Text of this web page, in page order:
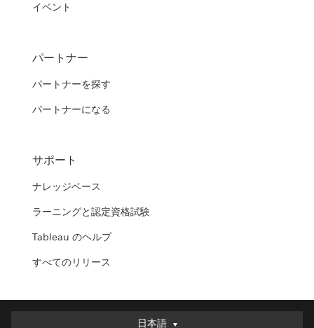
イベント
パートナー
パートナーを探す
パートナーになる
サポート
ナレッジベース
ラーニングと認定資格試験
Tableau のヘルプ
すべてのリリース
日本語
日本語